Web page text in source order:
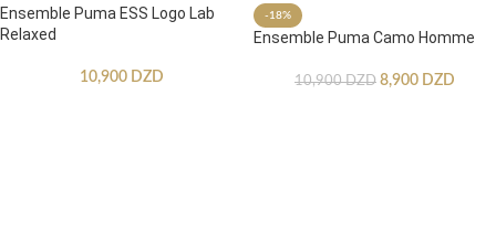
Ensemble Puma ESS Logo Lab
Relaxed
10,900 DZD
-18%
Ensemble Puma Camo Homme
10,900DZD 8,900 DZD